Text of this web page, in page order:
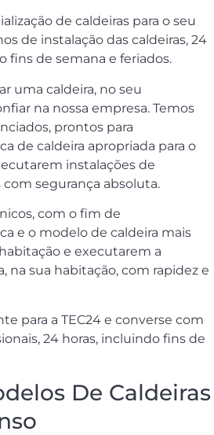
de caldeiras para o seu
de instalação das caldeiras, 24
fins de semana e feriados.
uma caldeira, no seu
na nossa empresa. Temos
prontos para
de caldeira apropriada para o
instalações de
segurança absoluta.
com o fim de
e o modelo de caldeira mais
e executarem a
na sua habitação, com rapidez e
para a TEC24 e converse com
24 horas, incluindo fins de
De Caldeiras